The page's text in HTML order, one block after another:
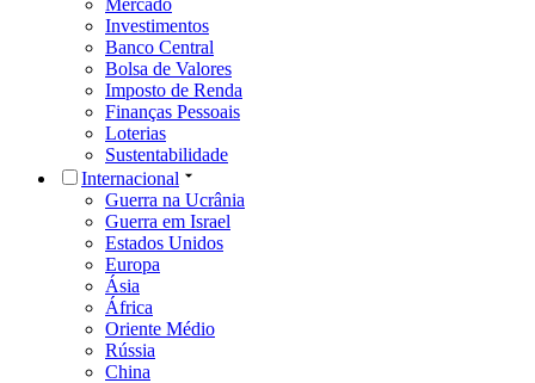
Investimentos
Banco Central
Bolsa de Valores
Imposto de Renda
Finanças Pessoais
Loterias
Sustentabilidade
Internacional
Guerra na Ucrânia
Guerra em Israel
Estados Unidos
Europa
Ásia
África
Oriente Médio
Rússia
China